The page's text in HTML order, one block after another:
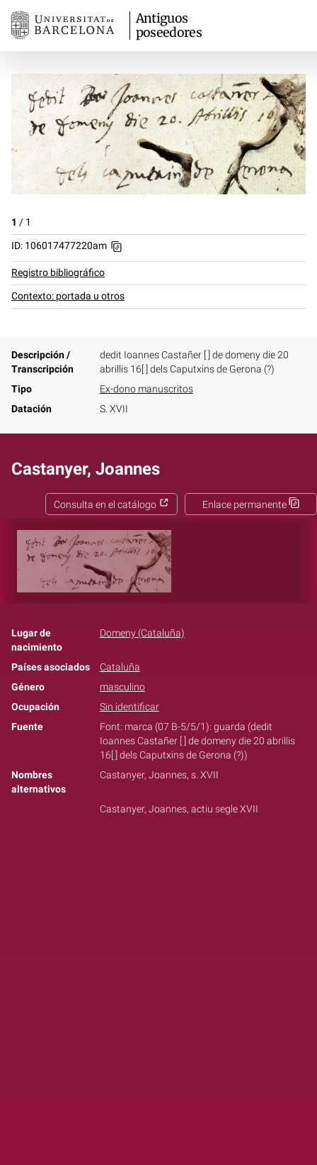
Antiguos
poseedores
1 / 1
ID: 106017477220am
Registro bibliográfico
Contexto: portada u otros
Descripción /
Transcripción
dedit Ioannes Castañer [ ] de domeny die 20
abrillis 16[ ] dels Caputxins de Gerona (?)
Tipo
Ex-dono manuscritos
Datación
S. XVII
Castanyer, Joannes
Enlace permanente
Consulta en el catálogo
Lugar de
nacimiento
Domeny (Cataluña)
Países asociados
Cataluña
Género
masculino
Ocupación
Sin identificar
Fuente
Font: marca (07 B-5/5/1): guarda (dedit
Ioannes Castañer [ ] de domeny die 20 abrillis
16[ ] dels Caputxins de Gerona (?))
Nombres
alternativos
Castanyer, Joannes, s. XVII
Castanyer, Joannes, actiu segle XVII